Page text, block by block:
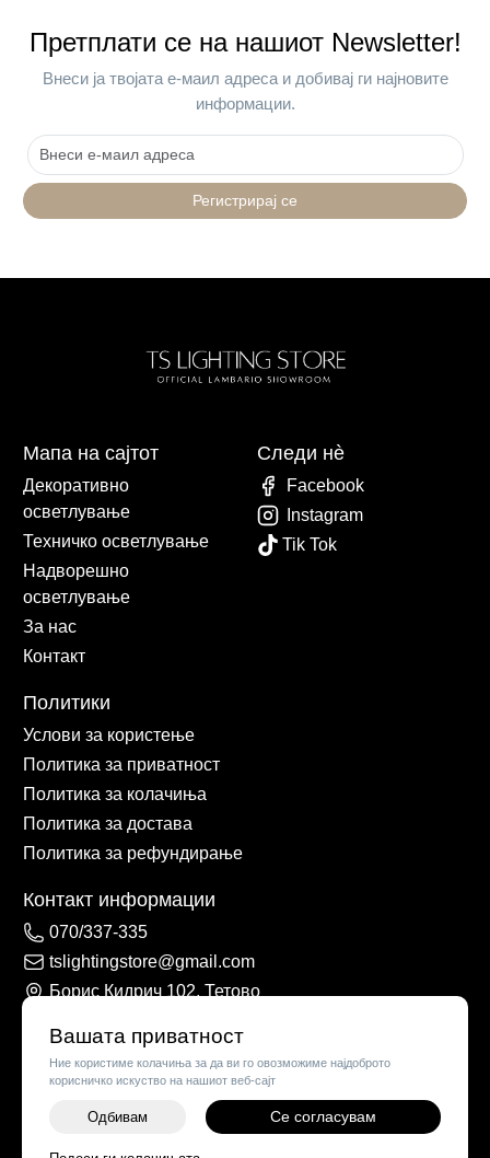
Вашата приватност
Ние користиме колачиња за да ви го овозможиме најдоброто
корисничко искуство на нашиот веб-сајт
Одбивам Се согласувам +
Претплати се на нашиот Newsletter!
Внеси ја твојата е-маил адреса и добивај ги најновите
информации.
Регистрирај се
Мапа на сајтот
Декоративно
осветлување
Техничко осветлување
Надворешно
осветлување
За нас
Контакт
Политики
Услови за користење
Политика за приватност
Политика за колачиња
Политика за достава
Политика за рефундирање
Контакт информации
070/337-335
tslightingstore@gmail.com
Борис Кидрич 102, Тетово
Следи нè
Facebook
Instagram
Tik Tok